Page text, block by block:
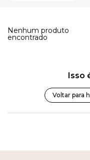
Nenhum produto
encontrado
Isso
Voltar para